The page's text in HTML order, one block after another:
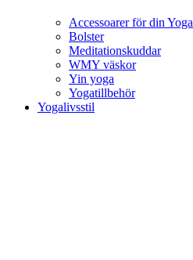
Accessoarer för din Yoga
Bolster
Meditationskuddar
WMY väskor
Yin yoga
Yogatillbehör
Yogalivsstil